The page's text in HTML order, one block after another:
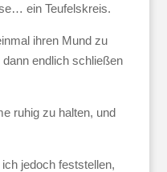
ein Teufelskreis.
ihren Mund zu
endlich schließen
ruhig zu halten, und
jedoch feststellen,